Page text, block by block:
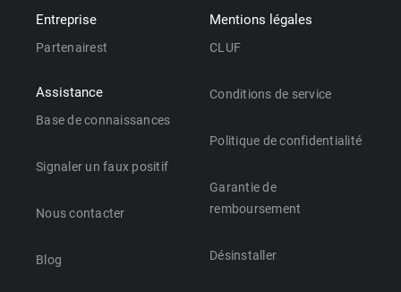
Entreprise
Partenairest
Assistance
Base de connaissances
Signaler un faux positif
Nous contacter
Blog
Mentions légales
CLUF
Conditions de service
Politique de confidentialité
Garantie de
remboursement
Désinstaller